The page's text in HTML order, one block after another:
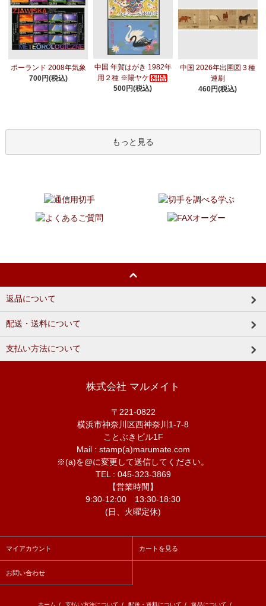
ポーランド 2008年気象
700円(税込)
中国 年賀はがき 1982年
用２種 ※陽ヤケ
500円(税込)
中国 2026年出圉図３種
連刷
460円(税込)
もっと見る
返品について
配送・送料について
支払い方法について
株式会社 マルメイト
〒221-0822
横浜市神奈川区西神奈川1-7-8
ことぶきビル1F
Mail : stamp(a)marumate.com
※(a)を@に変更して送信してください。
TEL : 045-323-3869
【営業時間】
9:30-12:00 13:30-18:30
(日、火曜定休)
マイアカウント カートを見る
お問い合わせ